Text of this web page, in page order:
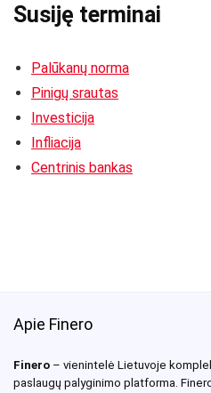
Susiję terminai
Palūkanų norma
Pinigų srautas
Investicija
Infliacija
Centrinis bankas
Apie Finero
Finero – vienintelė Lietuvoje
paslaugų palyginimo platforma.